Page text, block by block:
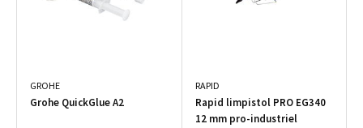
GROHE
Grohe QuickGlue A2
RAPID
Rapid limpistol PRO EG340
12 mm pro-industriel